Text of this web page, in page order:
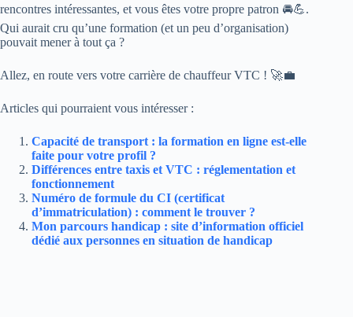
rencontres intéressantes, et vous êtes votre propre patron 🚘💪.
Qui aurait cru qu’une formation (et un peu d’organisation)
pouvait mener à tout ça ?
Allez, en route vers votre carrière de chauffeur VTC ! 🚀💼
Articles qui pourraient vous intéresser :
Capacité de transport : la formation en ligne est-elle
faite pour votre profil ?
Différences entre taxis et VTC : réglementation et
fonctionnement
Numéro de formule du CI (certificat
d’immatriculation) : comment le trouver ?
Mon parcours handicap : site d’information officiel
dédié aux personnes en situation de handicap